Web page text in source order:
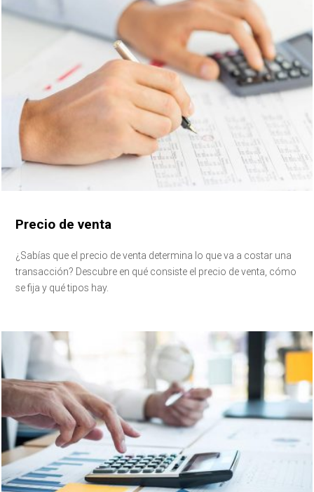
Precio de venta
¿Sabías que el precio de venta determina lo que va a costar una
transacción? Descubre en qué consiste el precio de venta, cómo
se fija y qué tipos hay.